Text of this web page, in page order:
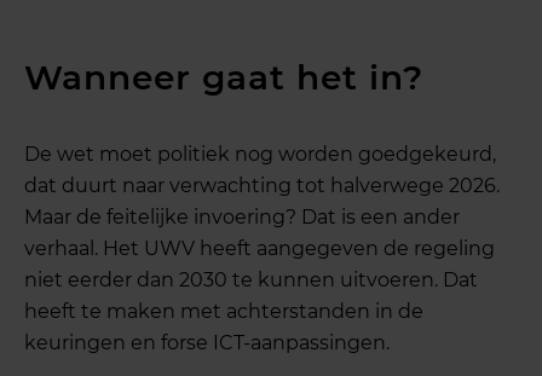
Wanneer gaat het in?
De wet moet politiek nog worden goedgekeurd,
dat duurt naar verwachting tot halverwege 2026.
Maar de feitelijke invoering? Dat is een ander
verhaal. Het UWV heeft aangegeven de regeling
niet eerder dan 2030 te kunnen uitvoeren. Dat
heeft te maken met achterstanden in de
keuringen en forse ICT-aanpassingen.